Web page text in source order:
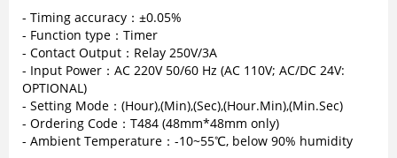
- Timing accuracy：±0.05%
- Function type：Timer
- Contact Output：Relay 250V/3A
- Input Power：AC 220V 50/60 Hz (AC 110V; AC/DC 24V:
OPTIONAL)
- Setting Mode：(Hour),(Min),(Sec),(Hour.Min),(Min.Sec)
- Ordering Code：T484 (48mm*48mm only)
- Ambient Temperature：-10~55℃, below 90% humidity
Giới thiệu giải pháp đo lưu lượng
của hãng ALIA (USA)
AME Engineering: Đại lý phân phối
sản phẩm Microstep Driver và Step
Motor